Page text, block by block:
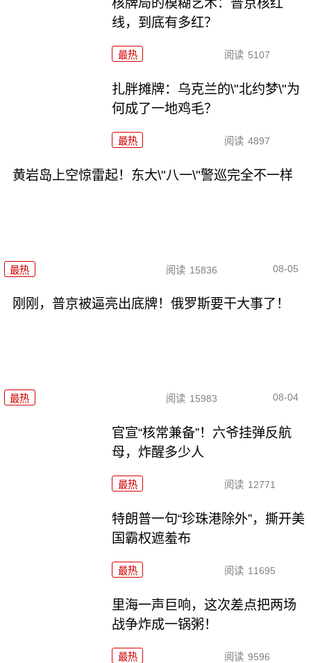
核牌局的模糊艺术：普京核红
线，到底有多红？
最热 阅读 5107
扎胖摊牌：乌克兰的\"北约梦\"为
何成了一地鸡毛？
最热 阅读 4897
黄岩岛上空惊雷起！东大\"八一\"警巡完全不一样
最热 阅读 15836 08-05
刚刚，普京被逼亮出底牌！俄罗斯要干大事了！
最热 阅读 15983 08-04
官宣“核常兼备”！六爷挂弹反航
母，炸醒多少人
最热 阅读 12771
特朗普一句“珍珠港除外”，撕开美
国霸权遮羞布
最热 阅读 11695
里海一声巨响，这次差点把两场
战争炸成一锅粥！
最热 阅读 9596